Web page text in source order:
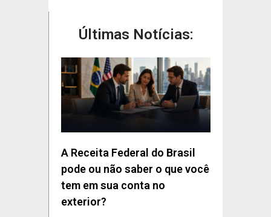
Últimas Notícias:
A Receita Federal do Brasil
pode ou não saber o que você
tem em sua conta no
exterior?